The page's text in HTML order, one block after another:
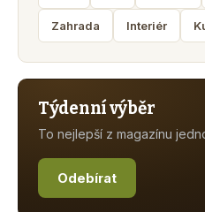
Zahrada Interiér
Týdenní výběr
To nejlepší z magazínu
Odebírat